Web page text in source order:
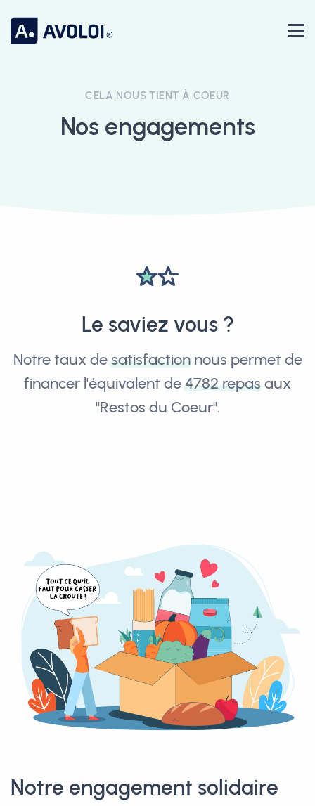
CELA NOUS TIENT À COEUR
Nos engagements
Le saviez vous ?
Notre taux desatisfactionnous permet de
financer l'équivalent de4782 repas aux
"Restos du Coeur".
Notre engagement solidaire